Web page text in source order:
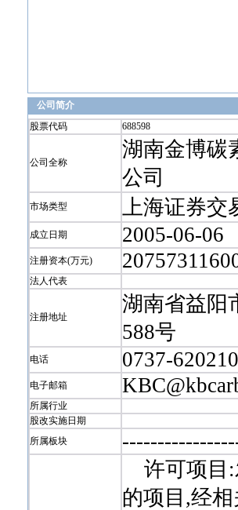
公司简介
股票代码
688598
公司全称
湖南金博碳
公司
市场类型 上海证券交
成立日期 2005-06-06
注册资本(万元)
法人代表
注册地址
湖南省益阳
588号
电话 0737-
电子邮箱
所属行业
股改实施日期
所属板块
----------------
许可项目:
的项目,经